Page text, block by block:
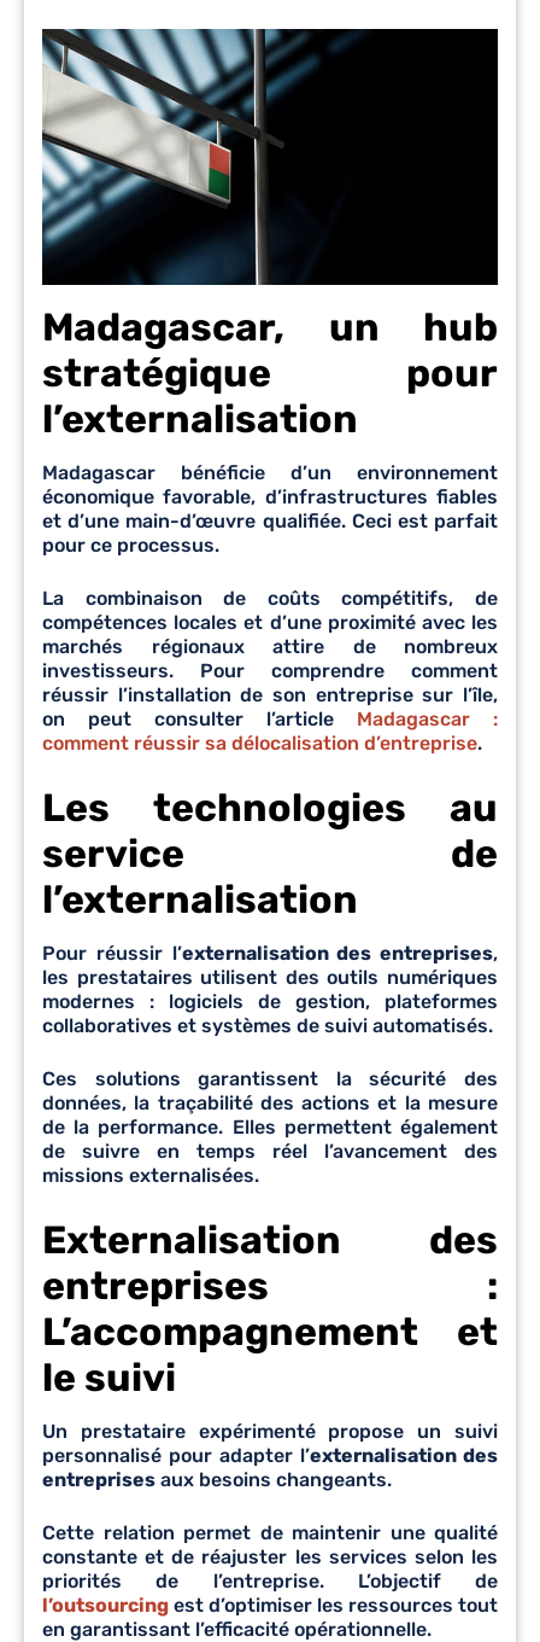
Madagascar, un hub
stratégique pour
l’externalisation
Madagascar bénéficie d’un environnement
économique favorable, d’infrastructures fiables
et d’une main-d’œuvre qualifiée. Ceci est parfait
pour ce processus.
La combinaison de coûts compétitifs, de
compétences locales et d’une proximité avec les
marchés régionaux attire de nombreux
investisseurs. Pour comprendre comment
réussir l’installation de son entreprise sur l’île,
on peut consulter l’article Madagascar :
comment réussir sa délocalisation d’entreprise.
Les technologies au
service de
l’externalisation
Pour réussir l’externalisation des entreprises,
les prestataires utilisent des outils numériques
modernes : logiciels de gestion, plateformes
collaboratives et systèmes de suivi automatisés.
Ces solutions garantissent la sécurité des
données, la traçabilité des actions et la mesure
de la performance. Elles permettent également
de suivre en temps réel l’avancement des
missions externalisées.
Externalisation des
entreprises :
L’accompagnement et
le suivi
Un prestataire expérimenté propose un suivi
personnalisé pour adapter l’externalisation des
entreprises aux besoins changeants.
Cette relation permet de maintenir une qualité
constante et de réajuster les services selon les
priorités de l’entreprise. L’objectif de
l’outsourcing est d’optimiser les ressources tout
en garantissant l’efficacité opérationnelle.